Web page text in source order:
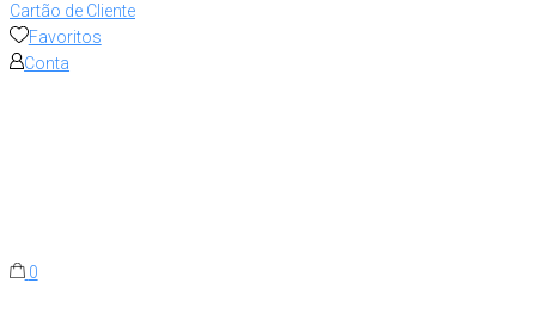
Cartão de Cliente
Favoritos
Conta
0